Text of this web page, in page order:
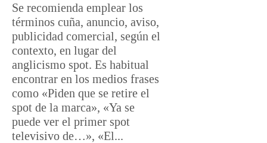
Se recomienda emplear los
términos cuña, anuncio, aviso,
publicidad comercial, según el
contexto, en lugar del
anglicismo spot. Es habitual
encontrar en los medios frases
como «Piden que se retire el
spot de la marca», «Ya se
puede ver el primer spot
televisivo de…», «El...